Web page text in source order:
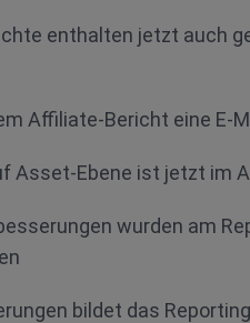
enthalten jetzt auch
Affiliate-Bericht eine E-
Asset-Ebene ist jetzt im
wurden am
bildet das